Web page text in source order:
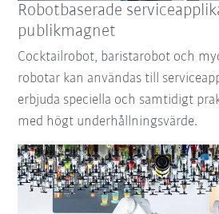
Robotbaserade
publikmagnet
Cocktailrobot, baristarobot och
robotar kan användas till
erbjuda speciella och samtidigt
med högt underhållningsvärde.